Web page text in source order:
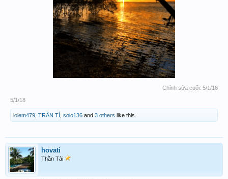
Chỉnh sửa cuối: 5/1/18
5/1/18
lolem479 TRẦN TÍ solo136 and 3 others like this.
hovati
Thần Tài